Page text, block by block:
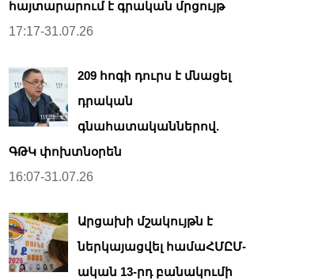
հայտարարում է գրական մրցույթ
17:17-31.07.26
209 հոգի դուրս է մնացել
դրական
գնահատականներով.
ԳԹԿ փոխտնօրեն
16:07-31.07.26
Արցախի մշակույթն է
ներկայացվել համաՀՄԸՄ-
ական 13-րդ բանակումի